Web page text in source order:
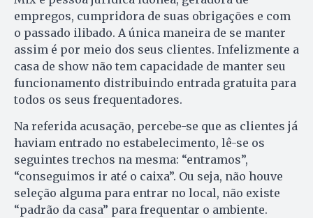
empregos, cumpridora de suas obrigações e com
o passado ilibado. A única maneira de se manter
assim é por meio dos seus clientes. Infelizmente a
casa de show não tem capacidade de manter seu
funcionamento distribuindo entrada gratuita para
todos os seus frequentadores.
Na referida acusação, percebe-se que as clientes já
haviam entrado no estabelecimento, lê-se os
seguintes trechos na mesma: “entramos”,
“conseguimos ir até o caixa”. Ou seja, não houve
seleção alguma para entrar no local, não existe
“padrão da casa” para frequentar o ambiente.